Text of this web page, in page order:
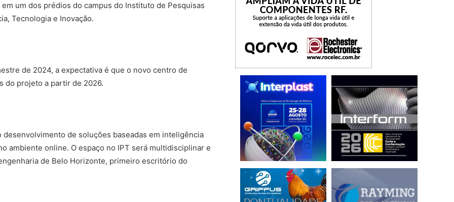
um dos prédios do campus do Instituto de Pesquisas
Tecnologia e Inovação.
de 2024, a expectativa é que o novo centro de
do projeto a partir de 2026.
de soluções baseadas em inteligência
ambiente online. O espaço no IPT será multidisciplinar e
de Belo Horizonte, primeiro escritório do